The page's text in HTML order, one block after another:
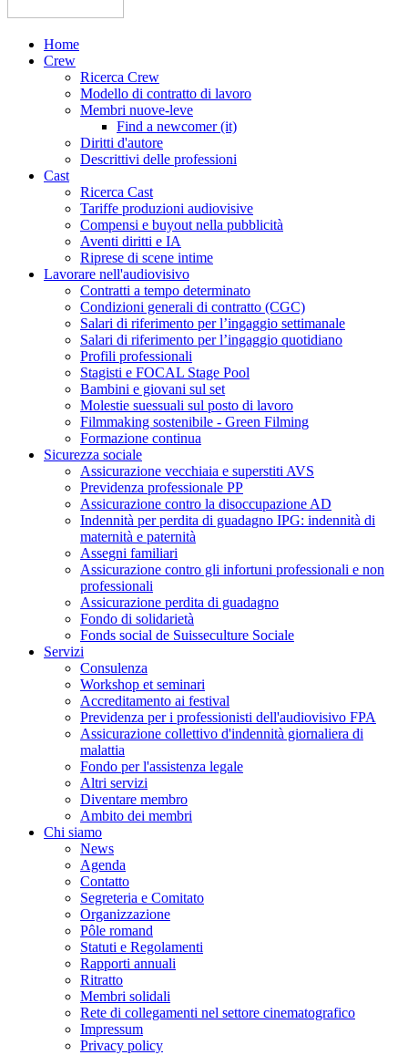
Home
Crew
Ricerca Crew
Modello di contratto di lavoro
Membri nuove-leve
Find a newcomer (it)
Diritti d'autore
Descrittivi delle professioni
Cast
Ricerca Cast
Tariffe produzioni audiovisive
Compensi e buyout nella pubblicità
Aventi diritti e IA
Riprese di scene intime
Lavorare nell'audiovisivo
Contratti a tempo determinato
Condizioni generali di contratto (CGC)
Salari di riferimento per l’ingaggio settimanale
Salari di riferimento per l’ingaggio quotidiano
Profili professionali
Stagisti e FOCAL Stage Pool
Bambini e giovani sul set
Molestie suessuali sul posto di lavoro
Filmmaking sostenibile - Green Filming
Formazione continua
Sicurezza sociale
Assicurazione vecchiaia e superstiti AVS
Previdenza professionale PP
Assicurazione contro la disoccupazione AD
Indennità per perdita di guadagno IPG: indennità di
maternità e paternità
Assegni familiari
Assicurazione contro gli infortuni professionali e non
professionali
Assicurazione perdita di guadagno
Fondo di solidarietà
Fonds social de Suisseculture Sociale
Servizi
Consulenza
Workshop et seminari
Accreditamento ai festival
Previdenza per i professionisti dell'audiovisivo FPA
Assicurazione collettivo d'indennità giornaliera di
malattia
Fondo per l'assistenza legale
Altri servizi
Diventare membro
Ambito dei membri
Chi siamo
News
Agenda
Contatto
Segreteria e Comitato
Organizzazione
Pôle romand
Statuti e Regolamenti
Rapporti annuali
Ritratto
Membri solidali
Rete di collegamenti nel settore cinematografico
Impressum
Privacy policy